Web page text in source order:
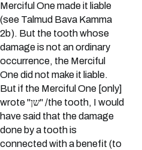
Merciful One made it liable
(see Talmud Bava Kamma
2b). But the tooth whose
damage is not an ordinary
occurrence, the Merciful
One did not make it liable.
But if the Merciful One [only]
wrote "שן" /the tooth, I would
have said that the damage
done by a tooth is
connected with a benefit (to